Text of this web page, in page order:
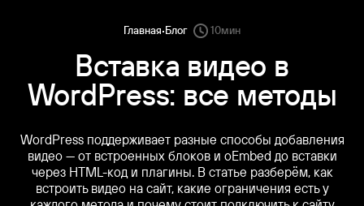
Демо
Войти Начать
Назад
Назад
Назад
Назад
Главная·Блог 10мин
Вставка видео в
WordPress: все методы
WordPress поддерживает разные способы добавления
видео — от встроенных блоков и oEmbed до вставки
через HTML-код и плагины. В статье разберём, как
встроить видео на сайт, какие ограничения есть у